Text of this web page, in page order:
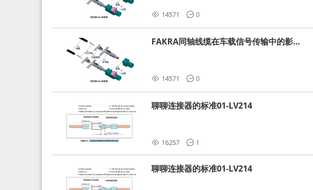
14571 0
FAKRA同轴线缆在车载信号传输中的影响
14571 0
聊聊连接器的标准01-LV214
16257 1
聊聊连接器的标准01-LV214